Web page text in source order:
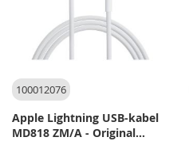
100012076
Apple Lightning USB-kabel
MD818 ZM/A - Original